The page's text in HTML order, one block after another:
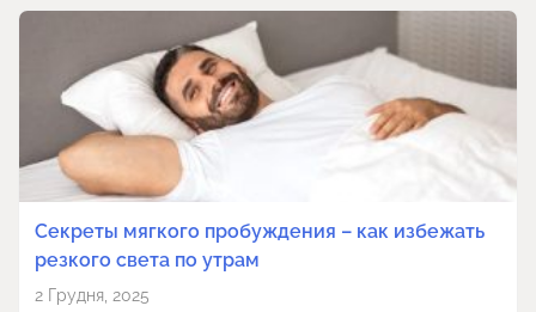
Секреты мягкого пробуждения – как избежать
резкого света по утрам
2 Грудня, 2025